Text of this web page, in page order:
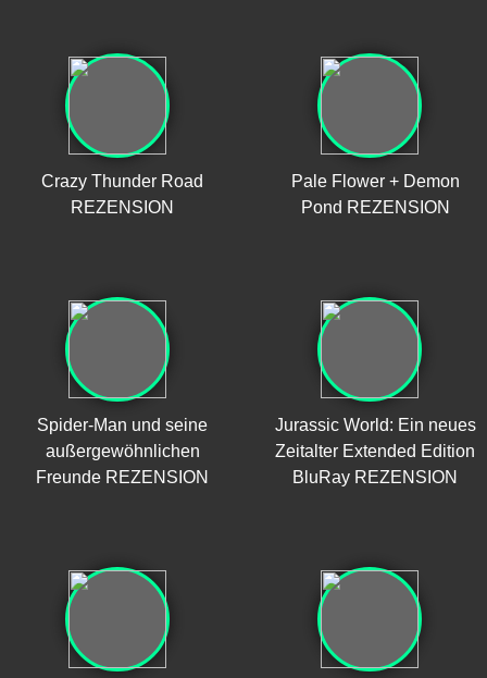
Crazy Thunder Road
REZENSION
Pale Flower + Demon
Pond REZENSION
Spider-Man und seine
außergewöhnlichen
Freunde REZENSION
Jurassic World: Ein neues
Zeitalter Extended Edition
BluRay REZENSION